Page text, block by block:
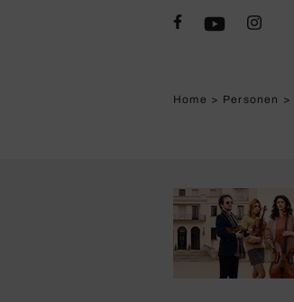
Home > Personen >